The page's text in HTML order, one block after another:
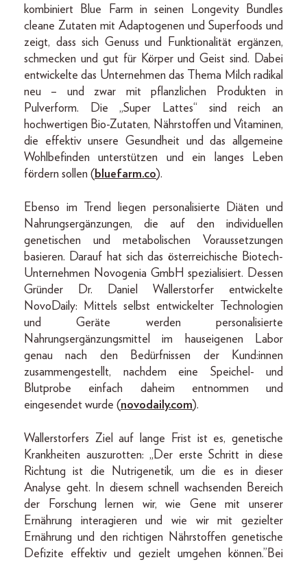
kombiniert Blue Farm in seinen Longevity Bundles
cleane Zutaten mit Adaptogenen und Superfoods und
zeigt, dass sich Genuss und Funktionalität ergänzen,
schmecken und gut für Körper und Geist sind. Dabei
entwickelte das Unternehmen das Thema Milch radikal
neu – und zwar mit pflanzlichen Produkten in
Pulverform. Die „Super Lattes“ sind reich an
hochwertigen Bio-Zutaten, Nährstoffen und Vitaminen,
die effektiv unsere Gesundheit und das allgemeine
Wohlbefinden unterstützen und ein langes Leben
fördern sollen ( bluefarm.co).
Ebenso im Trend liegen personalisierte Diäten und
Nahrungsergänzungen, die auf den individuellen
genetischen und metabolischen Voraussetzungen
basieren. Darauf hat sich das österreichische Biotech-
Unternehmen Novogenia GmbH spezialisiert. Dessen
Gründer Dr. Daniel Wallerstorfer entwickelte
NovoDaily: Mittels selbst entwickelter Technologien
und Geräte werden personalisierte
Nahrungsergänzungsmittel im hauseigenen Labor
genau nach den Bedürfnissen der Kund:innen
zusammengestellt, nachdem eine Speichel- und
Blutprobe einfach daheim entnommen und
eingesendet wurde (novodaily.com).
Wallerstorfers Ziel auf lange Frist ist es, genetische
Krankheiten auszurotten: „Der erste Schritt in diese
Richtung ist die Nutrigenetik, um die es in dieser
Analyse geht. In diesem schnell wachsenden Bereich
der Forschung lernen wir, wie Gene mit unserer
Ernährung interagieren und wie wir mit gezielter
Ernährung und den richtigen Nährstoffen genetische
Defizite effektiv und gezielt umgehen können.”Bei